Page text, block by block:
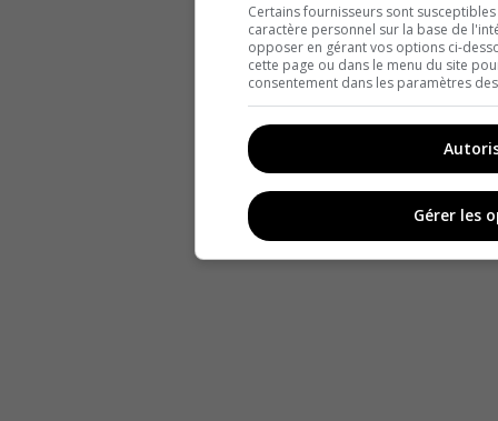
Certains fournisseurs sont
caractère personnel sur la base de
opposer en gérant vos options ci-
cette page ou dans le menu du site
consentement dans les paramètres
Gérer les